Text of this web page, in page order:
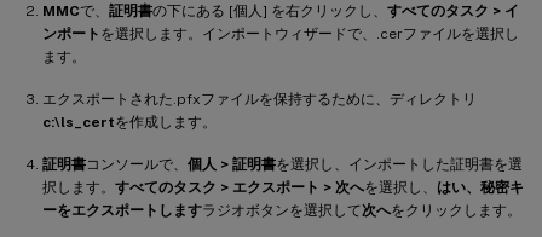
MMCで、 証明書の下にある [個人] を右クリックし、 すべてのタスク > イ
ンポート を選択します。インポートウィザードで、.cerファイルを選択し
ます。
エクスポートされた.pfxファイルを保持するために、ディレクトリ
c:\ls_certを作成します。
証明書コンソールで、 個人 > 証明書を選択し、インポートした証明書を選
択します。 すべてのタスク > エクスポート > 次へを選択し、 はい、秘密キ
ーをエクスポートしますラジオボタンを選択して次へをクリックします。